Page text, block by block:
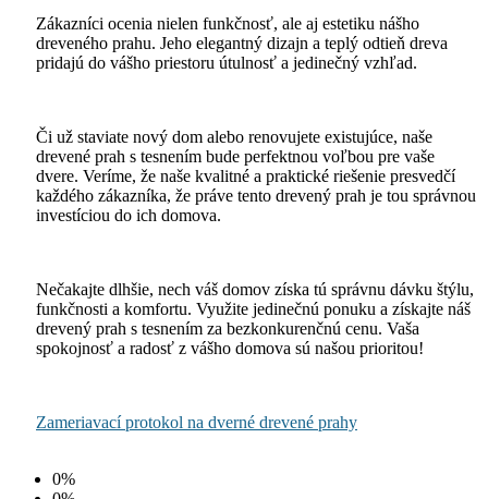
Zákazníci ocenia nielen funkčnosť, ale aj estetiku nášho
dreveného prahu. Jeho elegantný dizajn a teplý odtieň dreva
pridajú do vášho priestoru útulnosť a jedinečný vzhľad.
Či už staviate nový dom alebo renovujete existujúce, naše
drevené prah s tesnením bude perfektnou voľbou pre vaše
dvere. Veríme, že naše kvalitné a praktické riešenie presvedčí
každého zákazníka, že práve tento drevený prah je tou správnou
investíciou do ich domova.
Nečakajte dlhšie, nech váš domov získa tú správnu dávku štýlu,
funkčnosti a komfortu. Využite jedinečnú ponuku a získajte náš
drevený prah s tesnením za bezkonkurenčnú cenu. Vaša
spokojnosť a radosť z vášho domova sú našou prioritou!
Zameriavací protokol na dverné drevené prahy
0%